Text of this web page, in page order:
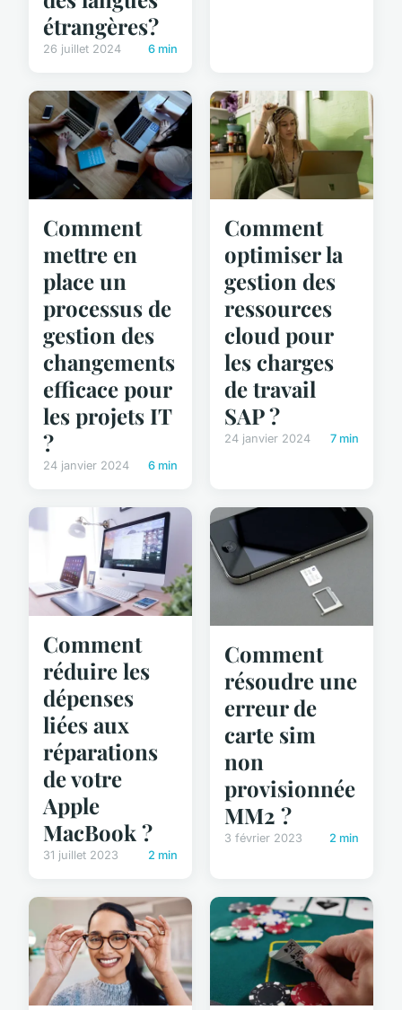
étrangères?
26 juillet 2024 6 min
Comment
mettre en
place un
processus de
gestion des
changements
efficace pour
les projets IT
?
24 janvier 2024 6 min
Comment
optimiser la
gestion des
ressources
cloud pour
les charges
de travail
SAP ?
24 janvier 2024 7 min
Comment
réduire les
dépenses
liées aux
réparations
de votre
Apple
MacBook ?
31 juillet 2023 2 min
Comment
résoudre une
erreur de
carte sim
non
provisionnée
MM2 ?
3 février 2023 2 min